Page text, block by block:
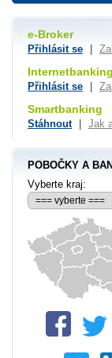
e-Broker
Přihlásit se
Internetbanking
Přihlásit se
Smartbanking
Stáhnout Jak
POBOČKY A
Vyberte kraj: